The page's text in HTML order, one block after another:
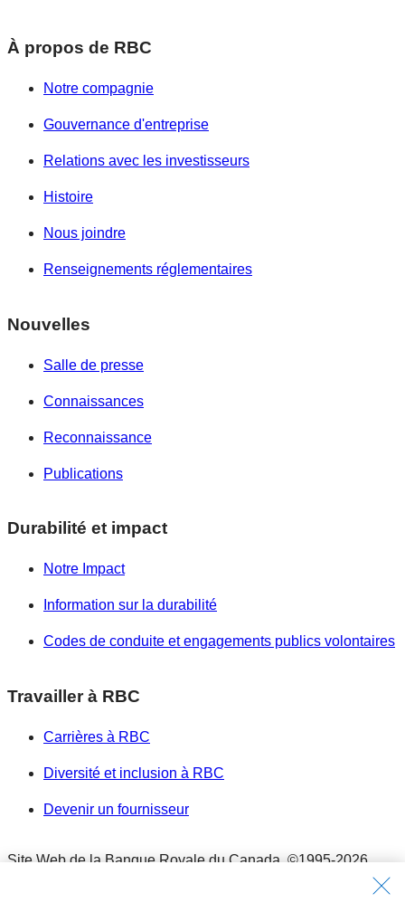
À propos de RBC
Notre compagnie
Gouvernance d'entreprise
Relations avec les investisseurs
Histoire
Nous joindre
Renseignements réglementaires
Nouvelles
Salle de presse
Connaissances
Reconnaissance
Publications
Durabilité et impact
Notre Impact
Information sur la durabilité
Codes de conduite et engagements publics volontaires
Travailler à RBC
Carrières à RBC
Diversité et inclusion à RBC
Devenir un fournisseur
Site Web de la Banque Royale du Canada,©1995-2026